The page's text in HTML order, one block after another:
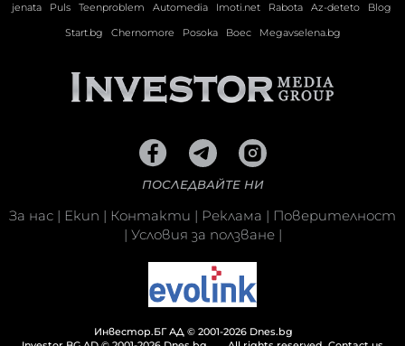
jenata
Puls Teenproblem Automedia Imoti.net Rabota Az-deteto
Blog
Start.bg
Chernomore Posoka Boec Megavselena.bg
ПОСЛЕДВАЙТЕ НИ
За нас | Екип | Контакти | Реклама | Поверителност
| Условия за ползване|
Инвестор.БГ АД © 2001-2026 Dnes.bg